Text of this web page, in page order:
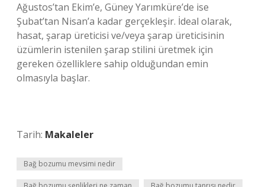
Ağustos’tan Ekim’e, Güney Yarımküre’de ise
Şubat’tan Nisan’a kadar gerçekleşir. İdeal olarak,
hasat, şarap üreticisi ve/veya şarap üreticisinin
üzümlerin istenilen şarap stilini üretmek için
gereken özelliklere sahip olduğundan emin
olmasıyla başlar.
Tarih: Makaleler
Bağ bozumu mevsimi nedir